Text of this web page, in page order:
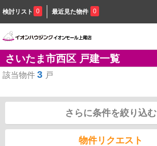
検討リスト 0 最近見た物件 0
さいたま市西区 戸建一覧
該当物件 3 戸
さらに条件を絞り込む
物件リクエスト